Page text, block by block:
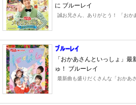
に ブルーレイ
誠お兄さん、ありがとう！ 「おか
「おかあさんといっしょ」
ゅ！ ブルーレイ
最新曲も盛りだくさんな「おかあ